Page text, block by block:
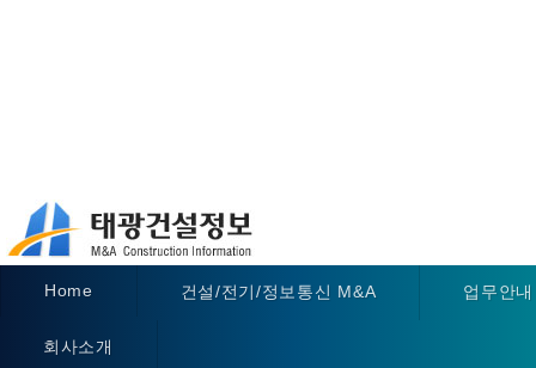
Home 건설/전기/정보통신 M&A 업무안내
회사소개